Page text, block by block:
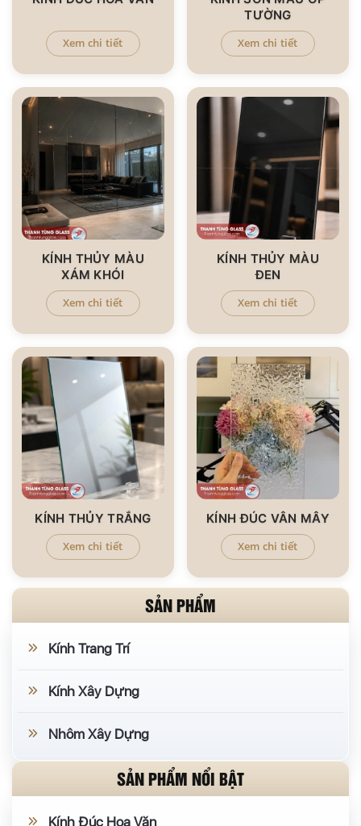
Xem chi tiết
TƯỜNG
Xem chi tiết
KÍNH THỦY MÀU
XÁM KHÓI
Xem chi tiết
KÍNH THỦY MÀU
ĐEN
Xem chi tiết
KÍNH THỦY TRẮNG
Xem chi tiết
KÍNH ĐÚC VÂN MÂY
Xem chi tiết
SẢN PHẨM
Kính Trang Trí
Kính Xây Dựng
Nhôm Xây Dựng
SẢN PHẨM NỔI BẬT
Kính Đúc Hoa Văn